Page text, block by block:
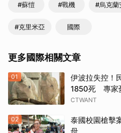
#蘇愷 #戰機 #烏克蘭
#克里米亞 國際
更多國際相關文章
01
伊波拉失控！
1850死 專家
CTWANT
02
泰國校園槍擊